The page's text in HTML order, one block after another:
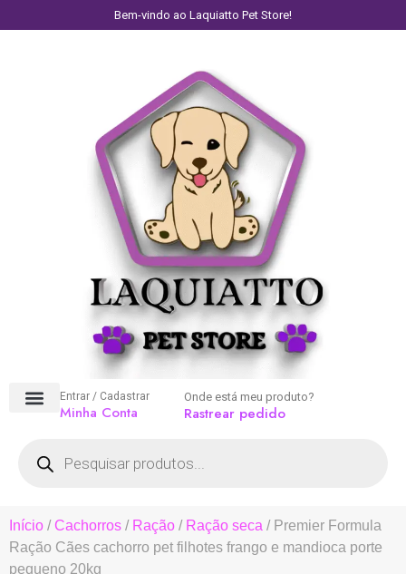
Bem-vindo ao Laquiatto Pet Store!
Entrar / Cadastrar
Minha Conta
Onde está meu produto?
Rastrear pedido
Início /Cachorros / Ração / Ração seca / Premier Formula
Ração Cães cachorro pet filhotes frango e mandioca porte
pequeno 20kg